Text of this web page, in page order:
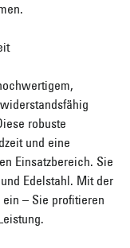
robuste
und eine
Einsatzbereich. Sie
Edelstahl. Mit der
– Sie profitieren